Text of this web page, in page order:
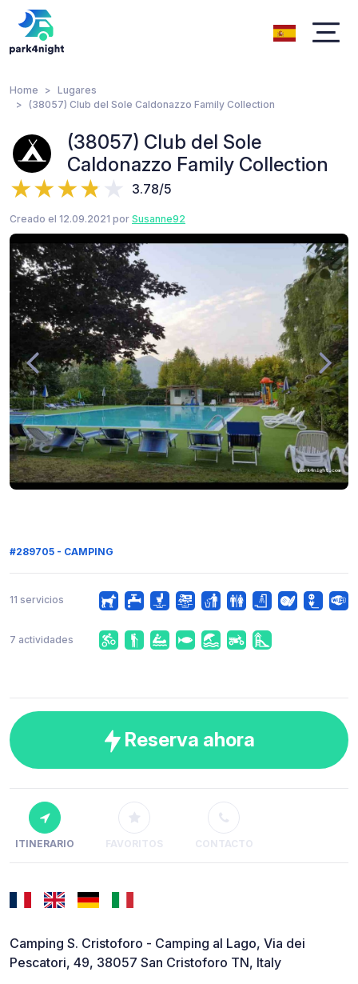
Home
Lugares
(38057) Club del Sole Caldonazzo Family Collection
(38057) Club del Sole
Caldonazzo Family Collection
3.78/5
Creado el 12.09.2021 por Susanne92
#289705 - CAMPING
11 servicios
7 actividades
Reserva ahora
ITINERARIO FAVORITOS CONTACTO
Camping S. Cristoforo - Camping al Lago, Via dei
Pescatori, 49, 38057 San Cristoforo TN, Italy